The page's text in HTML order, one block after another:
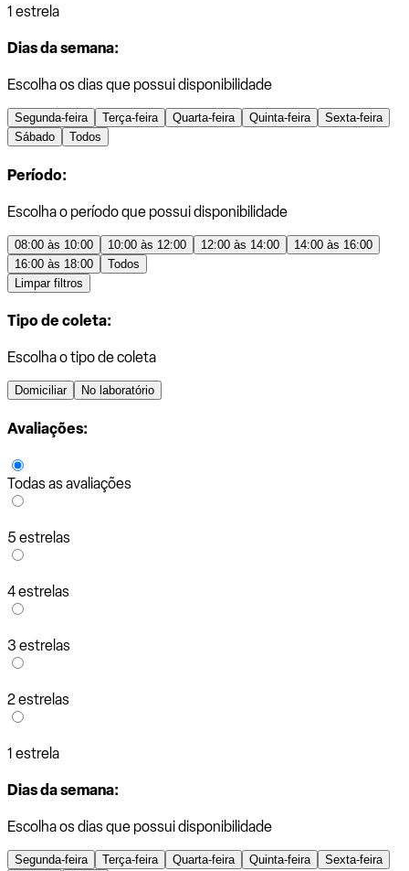
1 estrela
Dias da semana:
Escolha os dias que possui disponibilidade
Segunda-feira Terça-feira Quarta-feira Quinta-feira
Sexta-feira
Sábado
Todos
Período:
Escolha o período que possui disponibilidade
08:00 às 10:00 10:00 às 12:00 12:00 às 14:00
14:00 às 16:00
16:00 às 18:00
Todos
Limpar filtros
Tipo de coleta:
Escolha o tipo de coleta
Domiciliar No laboratório
Avaliações:
Todas as avaliações
5 estrelas
4 estrelas
3 estrelas
2 estrelas
1 estrela
Dias da semana:
Escolha os dias que possui disponibilidade
Segunda-feira Terça-feira Quarta-feira Quinta-feira
Sexta-feira